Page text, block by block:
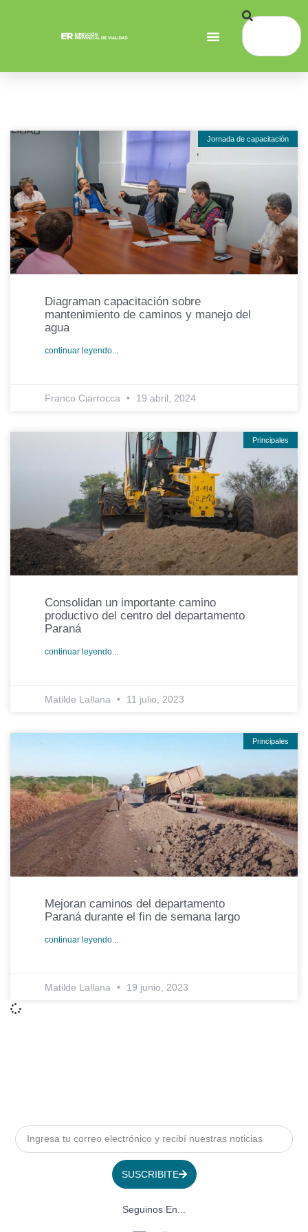
Jornada de capacitación
Diagraman capacitación sobre
mantenimiento de caminos y manejo del
agua
continuar leyendo...
Franco Ciarrocca 19 abril, 2024
Principales
Consolidan un importante camino
productivo del centro del departamento
Paraná
continuar leyendo...
Matilde Lallana 11 julio, 2023
Principales
Mejoran caminos del departamento
Paraná durante el fin de semana largo
continuar leyendo...
Matilde Lallana 19 junio, 2023
SUSCRIBITE
Seguinos En...